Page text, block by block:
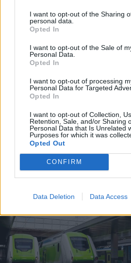
I want to opt-out of the Sharing
personal data.
Opted In
I want to opt-out of the Sale of
Personal Data.
Opted In
I want to opt-out of processing
Personal Data for Targeted
Opted In
I want to opt-out of Collection,
Retention, Sale, and/or Sharing
Personal Data that Is Unrelated
Purposes for which it was
Opted Out
CONFIRM
Data Deletion Data Access
Carburanti,
agosto lo sconto di
gasolio